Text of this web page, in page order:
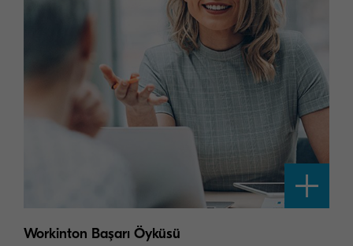
Workinton Başarı Öyküsü